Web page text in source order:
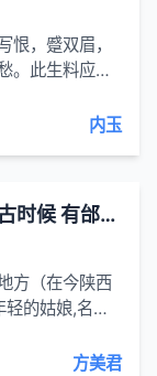
，蹙双眉，
。此生料应缘
梦里，意...内玉
寒冰上的弃儿：古时候 有邰这地方有个年轻的姑娘名叫姜嫄
方（在今陕西
的姑娘,名叫
发现池沼边湿
方美君